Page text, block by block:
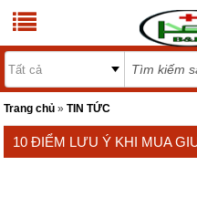
Trang chủ »TIN TỨC
10 ĐIỂM LƯU Ý KHI MUA